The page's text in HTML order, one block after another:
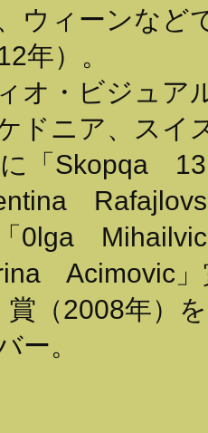
ウィーンなど
年）。
オ・ビジュア
ドニア、スイ
「Skopqa
0lga
Acimovic
賞（2008年）
ー。